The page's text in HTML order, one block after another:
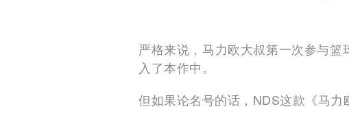
严格来说，马力欧大叔第一次参与
入了本作中。
但如果论名号的话，NDS这款《马力